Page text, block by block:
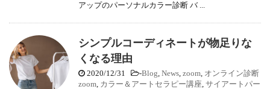
アップのパーソナルカラー診断 バ ...
シンプルコーディネートが物足りな
くなる理由
2020/12/31 -Blog, News, zoom, オンライン診断
zoom, カラー＆アートセラピー講座, サイアートパー